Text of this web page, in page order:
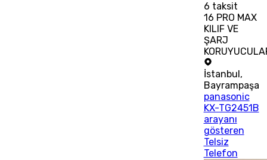
6 taksit
16 PRO MAX
KILIF VE
ŞARJ
İstanbul ,
Bayrampaşa
panasonic
KX-TG2451B
arayanı
gösteren
Telsiz
Telefon